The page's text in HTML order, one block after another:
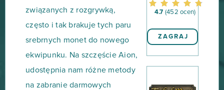
związanych z rozgrywką,
często i tak brakuje tych paru
srebrnych monet do nowego
ekwipunku. Na szczęście Aion,
udostępnia nam różne metody
na zabranie darmowych
4.7 (452 ocen)
ZAGRAJ